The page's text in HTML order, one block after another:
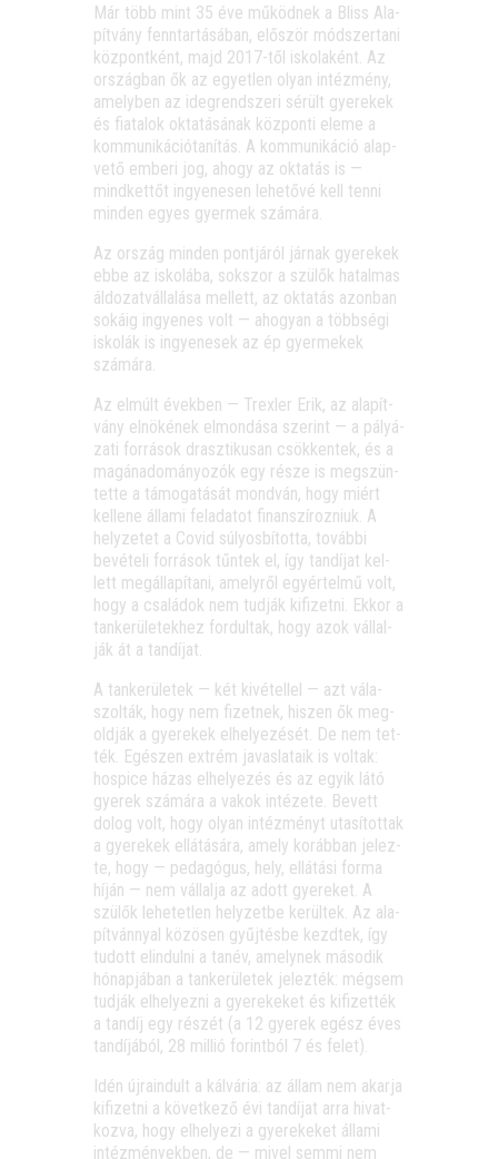
Már több mint 35 éve működ­nek a Bliss Ala­
pít­vány fenn­tar­tá­sá­ban, elő­ször mód­szer­ta­ni
köz­pont­ként, majd 2017-től isko­la­ként. Az
ország­ban ők az egyet­len olyan intéz­mény,
amely­ben az ideg­rend­sze­ri sérült gye­re­kek
és fia­ta­lok okta­tá­sá­nak köz­pon­ti ele­me a
kom­mu­ni­ká­ció­ta­ní­tás. A kom­mu­ni­ká­ció alap­
ve­tő embe­ri jog, ahogy az okta­tás is —
mind­ket­tőt ingye­ne­sen lehe­tő­vé kell ten­ni
min­den egyes gyer­mek számára.
Az ország min­den pont­já­ról jár­nak gye­re­kek
ebbe az isko­lá­ba, sok­szor a szü­lők hatal­mas
áldo­zat­vál­la­lá­sa mel­lett, az okta­tás azon­ban
soká­ig ingye­nes volt — aho­gyan a több­sé­gi
isko­lák is ingye­ne­sek az ép gyer­me­kek
számára.
Az elmúlt évek­ben — Trex­ler Erik, az ala­pít­
vány elnö­ké­nek elmon­dá­sa sze­rint — a pályá­
za­ti for­rá­sok drasz­ti­ku­san csök­ken­tek, és a
magá­n­ado­má­nyo­zók egy része is meg­szün­
tet­te a támo­ga­tá­sát mond­ván, hogy miért
kel­le­ne álla­mi fel­ada­tot finan­szí­roz­ni­uk. A
hely­ze­tet a Covid súlyos­bí­tot­ta, továb­bi
bevé­te­li for­rá­sok tűn­tek el, így tan­dí­jat kel­
lett meg­ál­la­pí­ta­ni, amely­ről egy­ér­tel­mű volt,
hogy a csa­lá­dok nem tud­ják kifi­zet­ni. Ekkor a
tan­ke­rü­le­tek­hez for­dul­tak, hogy azok vál­lal­
ják át a tandíjat.
A tan­ke­rü­le­tek — két kivé­tel­lel — azt vála­
szol­ták, hogy nem fizet­nek, hiszen ők meg­
old­ják a gye­re­kek elhe­lye­zé­sét. De nem tet­
ték. Egé­szen ext­rém javas­la­ta­ik is vol­tak:
hos­pice házas elhe­lye­zés és az egyik látó
gye­rek szá­má­ra a vakok inté­ze­te. Bevett
dolog volt, hogy olyan intéz­ményt uta­sí­tot­tak
a gye­re­kek ellá­tá­sá­ra, amely koráb­ban jelez­
te, hogy — peda­gó­gus, hely, ellá­tá­si for­ma
híján — nem vál­lal­ja az adott gye­re­ket. A
szü­lők lehe­tet­len hely­zet­be kerül­tek. Az ala­
pít­vánnyal közö­sen gyűj­tés­be kezd­tek, így
tudott elin­dul­ni a tan­év, amely­nek máso­dik
hónap­já­ban a tan­ke­rü­le­tek jelez­ték: még­sem
tud­ják elhe­lyez­ni a gye­re­ke­ket és kifi­zet­ték
a tan­díj egy részét (a 12 gye­rek egész éves
tan­dí­já­ból, 28 mil­lió forint­ból 7 és felet).
Idén újra­in­dult a kál­vá­ria: az állam nem akar­ja
kifi­zet­ni a követ­ke­ző évi tan­dí­jat arra hivat­
koz­va, hogy elhe­lye­zi a gye­re­ke­ket álla­mi
intéz­mé­nyek­ben, de — mivel sem­mi nem